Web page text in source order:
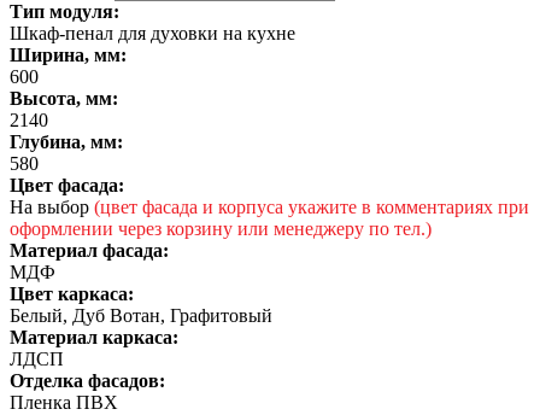
Тип модуля:
Шкаф-пенал для духовки на кухне
Ширина, мм:
600
Высота, мм:
2140
Глубина, мм:
580
Цвет фасада:
На выбор (цвет фасада и корпуса укажите в комментариях при
оформлении через корзину или менеджеру по тел.)
Материал фасада:
МДФ
Цвет каркаса:
Белый, Дуб Вотан, Графитовый
Материал каркаса:
ЛДСП
Отделка фасадов:
Пленка ПВХ